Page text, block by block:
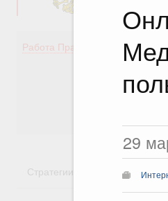
29
Работа Правительства
Стратегии